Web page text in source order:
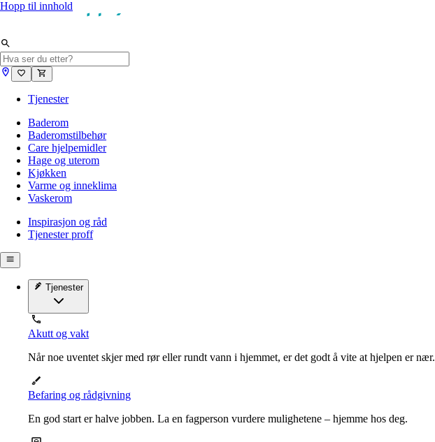
Hopp til innhold
Tjenester
Baderom
Baderomstilbehør
Care hjelpemidler
Hage og uterom
Kjøkken
Varme og inneklima
Vaskerom
Inspirasjon og råd
Tjenester proff
Tjenester
Akutt og vakt
Når noe uventet skjer med rør eller rundt vann i hjemmet, er det godt å vite at hjelpen er nær.
Befaring og rådgivning
En god start er halve jobben. La en fagperson vurdere mulighetene – hjemme hos deg.